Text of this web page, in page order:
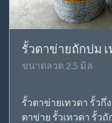
รั้วตาข่ายถักปม เ
ขนาดลวด 2.5 มิล
รั้วตาข่ายเทวดา รั้วกึ่
ตาข่าย รั้วเทวดา รั้ว